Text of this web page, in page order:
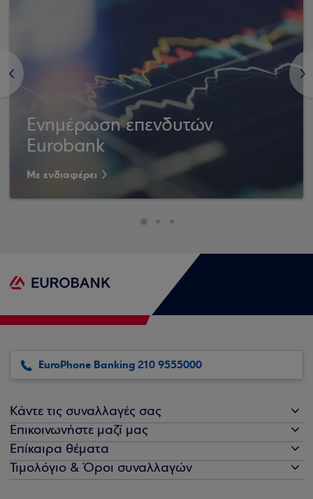
<
Ενημέρωση επενδυτών
Eurobank
Με ενδιαφέρει
>
EuroPhone Banking 210 9555000
Κάντε τις συναλλαγές σας
Επικοινωνήστε μαζί μας
Επίκαιρα θέματα
Τιμολόγιο & Όροι συναλλαγών